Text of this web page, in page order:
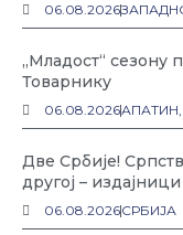
06.08.2026
„Младост“
Товарнику
06.08.2026АПАТИН,
Две Србије!
другој –
06.08.2026СРБИЈА